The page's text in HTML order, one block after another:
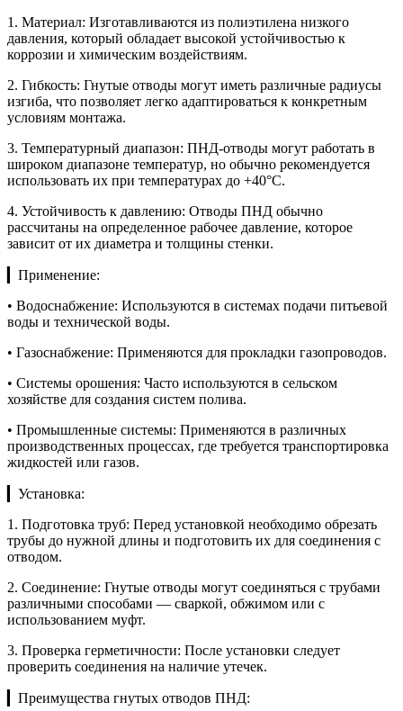
1. Материал: Изготавливаются из полиэтилена низкого
давления, который обладает высокой устойчивостью к
коррозии и химическим воздействиям.
2. Гибкость: Гнутые отводы могут иметь различные радиусы
изгиба, что позволяет легко адаптироваться к конкретным
условиям монтажа.
3. Температурный диапазон: ПНД-отводы могут работать в
широком диапазоне температур, но обычно рекомендуется
использовать их при температурах до +40°C.
4. Устойчивость к давлению: Отводы ПНД обычно
рассчитаны на определенное рабочее давление, которое
зависит от их диаметра и толщины стенки.
▎Применение:
• Водоснабжение: Используются в системах подачи питьевой
воды и технической воды.
• Газоснабжение: Применяются для прокладки газопроводов.
• Системы орошения: Часто используются в сельском
хозяйстве для создания систем полива.
• Промышленные системы: Применяются в различных
производственных процессах, где требуется транспортировка
жидкостей или газов.
▎Установка:
1. Подготовка труб: Перед установкой необходимо обрезать
трубы до нужной длины и подготовить их для соединения с
отводом.
2. Соединение: Гнутые отводы могут соединяться с трубами
различными способами — сваркой, обжимом или с
использованием муфт.
3. Проверка герметичности: После установки следует
проверить соединения на наличие утечек.
▎Преимущества гнутых отводов ПНД: